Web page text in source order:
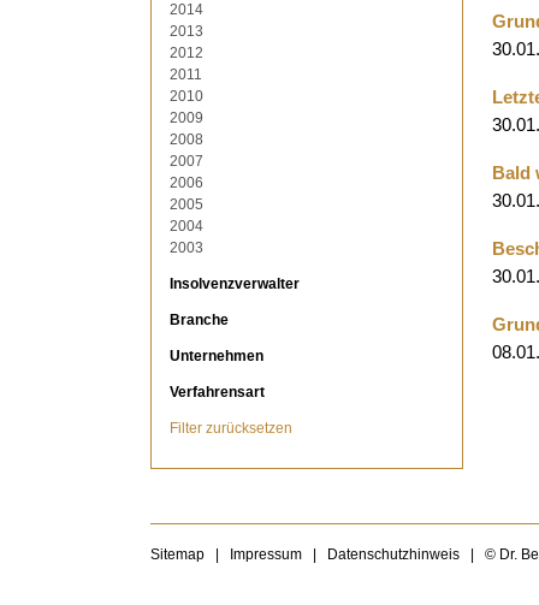
2014
2013
2012
2011
2010
2009
2008
2007
2006
2005
2004
2003
Insolvenzverwalter
Branche
Unternehmen
Verfahrensart
Filter zurücksetzen
Bald
Sitemap Impressum Datenschutzhinweis © Dr.